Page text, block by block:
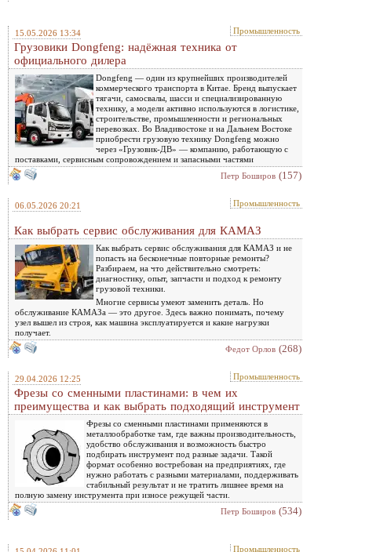
15.05.2026 13:34 Промышленность
Грузовики Dongfeng: надёжная техника от
официального дилера
Dongfeng — один из крупнейших производителей
коммерческого транспорта в Китае. Бренд выпускает
тягачи, самосвалы, шасси и специализированную
технику, а модели активно используются в логистике,
строительстве, промышленности и региональных
перевозках. Во Владивостоке и на Дальнем Востоке
приобрести грузовую технику Dongfeng можно
через «Грузовик-ДВ» — компанию, работающую с
поставками, сервисным сопровождением и запасными частями
Петр Боширов (157)
06.05.2026 20:21 Промышленность
Как выбрать сервис обслуживания для КАМАЗ
Как выбрать сервис обслуживания для КАМАЗ и не
попасть на бесконечные повторные ремонты?
Разбираем, на что действительно смотреть:
диагностику, опыт, запчасти и подход к ремонту
грузовой техники.
Многие сервисы умеют заменить деталь. Но
обслуживание КАМАЗа — это другое. Здесь важно понимать, почему
узел вышел из строя, как машина эксплуатируется и какие нагрузки
получает.
Федот Орлов (268)
29.04.2026 12:25 Промышленность
Фрезы со сменными пластинами: в чем их
преимущества и как выбрать подходящий инструмент
Фрезы со сменными пластинами применяются в
металлообработке там, где важны производительность,
удобство обслуживания и возможность быстро
подбирать инструмент под разные задачи. Такой
формат особенно востребован на предприятиях, где
нужно работать с разными материалами, поддерживать
стабильный результат и не тратить лишнее время на
полную замену инструмента при износе режущей части.
Петр Боширов (534)
Промышленность